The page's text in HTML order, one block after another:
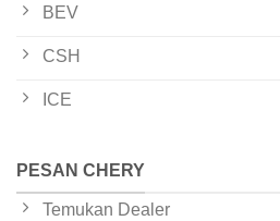
BEV
CSH
ICE
PESAN CHERY
Temukan Dealer